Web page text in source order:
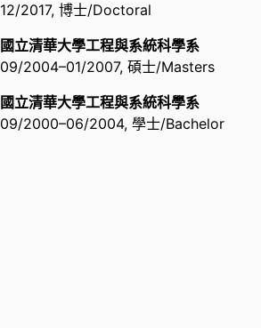
12/2017, 博士/Doctoral
國立清華大學工程與系統科學系
09/2004–01/2007, 碩士/Masters
國立清華大學工程與系統科學系
09/2000–06/2004, 學士/Bachelor